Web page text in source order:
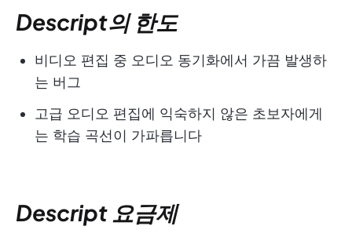
Descript의 한도
비디오 편집 중 오디오 동기화에서 가끔 발생하
는 버그
고급 오디오 편집에 익숙하지 않은 초보자에게
는 학습 곡선이 가파릅니다
Descript 요금제